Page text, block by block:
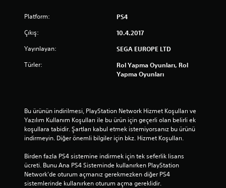
Platform: PS4
Çıkış: 10.4.2017
Yayınlayan: SEGA EUROPE LTD
Türler:
Rol Yapma Oyunları, Rol
Yapma Oyunları
Bu ürünün indirilmesi, PlayStation Network Hizmet Koşulları ve
Yazılım Kullanım Koşulları ile bu ürün için geçerli olan belirli ek
koşullara tabidir. Şartları kabul etmek istemiyorsanız bu ürünü
indirmeyin. Diğer önemli bilgiler için bkz. Hizmet Koşulları.
Birden fazla PS4 sistemine indirmek için tek seferlik lisans
ücreti. Bunu Ana PS4 Sisteminde kullanırken PlayStation
Network'de oturum açmanız gerekmezken diğer PS4
sistemlerinde kullanırken oturum açma gereklidir.